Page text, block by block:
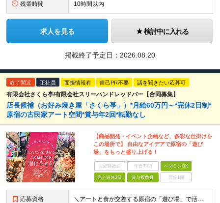
残業時間 10時間以内
求人を見る 検討中に入れる
掲載終了予定日： 2026.08.20
終了間近 正社員 面接情報有 自己PR不要 話を聞きたい応募可
有限会社さくら亭/有限会社スリーハンドレッドバー【合同募集】
店長候補（お好み焼き屋「さくら亭」）*月給60万円～*完休2日制*
原宿の古民家アート空間*賞与年2回*転勤なし
【商品開発・イベント企画など、多彩な仕掛けを
この場所で】 自由なアイデアで原宿の「遊び
場」をもっと盛り上げる！
未経験歓迎 学歴不問 ベテランOK
完全週休2日 賞与複数月 面接1回
応募資格 ＼アートと食が交差する原宿の「遊び場」で活躍する／ ●飲食業界での店舗運営（店長・副店長等）経験をお持ちの方（業態不問） ●キッチン業務（仕込み等）の経験をお持ちの方 ※売上・経費管理等の数値管理経験